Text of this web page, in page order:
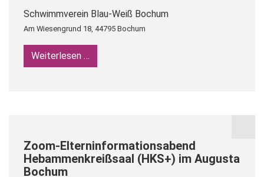
Schwimmverein Blau-Weiß Bochum
Am Wiesengrund 18, 44795 Bochum
Weiterlesen …
Zoom-Elterninformationsabend
Hebammenkreißsaal (HKS+) im Augusta
Bochum